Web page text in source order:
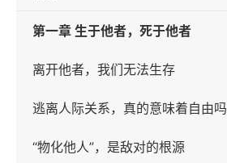
第一章 生于他者，死于他者
离开他者，我们无法生存
逃离人际关系，真的意味着自由吗
“物化他人”，是敌对的根源